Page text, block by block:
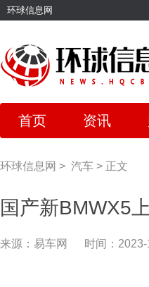
环球信息网
首页 资讯
环球信息网 > 汽车 > 正文
国产新BMWX5
来源：易车网 时间：